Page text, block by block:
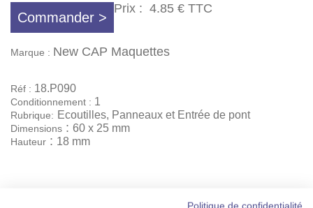
Commander >
Prix : 4.85 € TTC
Marque : New CAP Maquettes
Réf : 18.P090
Conditionnement : 1
Rubrique: Ecoutilles, Panneaux et Entrée de pont
Dimensions : 60 x 25 mm
Hauteur : 18 mm